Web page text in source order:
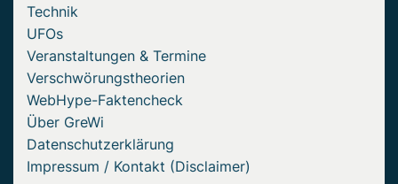
Technik
UFOs
Veranstaltungen & Termine
Verschwörungstheorien
WebHype-Faktencheck
Über GreWi
Datenschutzerklärung
Impressum / Kontakt (Disclaimer)